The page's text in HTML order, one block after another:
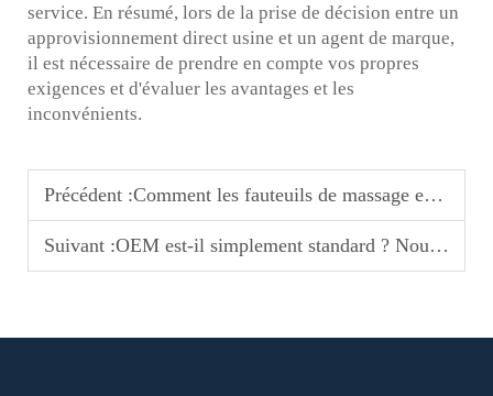
service. En résumé, lors de la prise de décision entre un
approvisionnement direct usine et un agent de marque,
il est nécessaire de prendre en compte vos propres
exigences et d'évaluer les avantages et les
inconvénients.
Précédent :Comment les fauteuils de massage en libre-service révolutionnent les zones d'attente en détail
Suivant :OEM est-il simplement standard ? Nous proposons également ces 5 services qui intéressent le plus les clients en gros !